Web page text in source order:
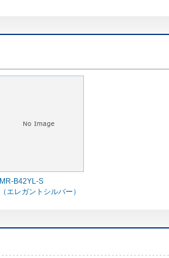
MR-B42YL-S
（エレガントシルバー）